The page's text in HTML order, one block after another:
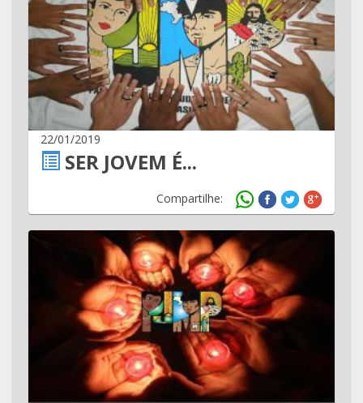
22/01/2019
SER JOVEM É...
Compartilhe: